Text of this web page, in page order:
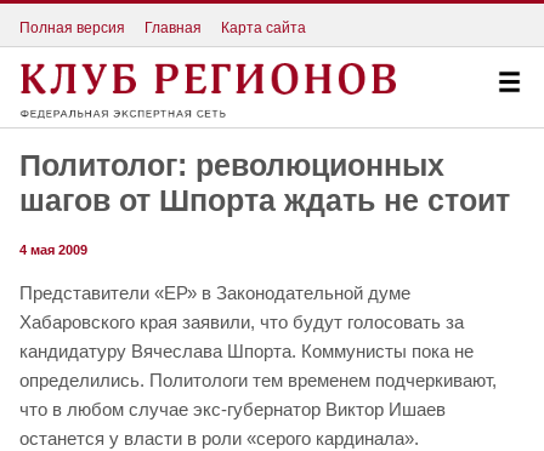
Полная версия Главная Карта сайта
Политолог: революционных
шагов от Шпорта ждать не стоит
4 мая 2009
Представители «ЕР» в Законодательной думе
Хабаровского края заявили, что будут голосовать за
кандидатуру Вячеслава Шпорта. Коммунисты пока не
определились. Политологи тем временем подчеркивают,
что в любом случае экс-губернатор Виктор Ишаев
останется у власти в роли «серого кардинала».